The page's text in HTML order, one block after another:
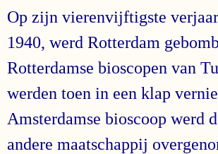
Op zijn vierenvijftigste
1940, werd Rotterdam
Rotterdamse bioscopen van
werden toen in een klap
Amsterdamse bioscoop werd
andere maatschappij